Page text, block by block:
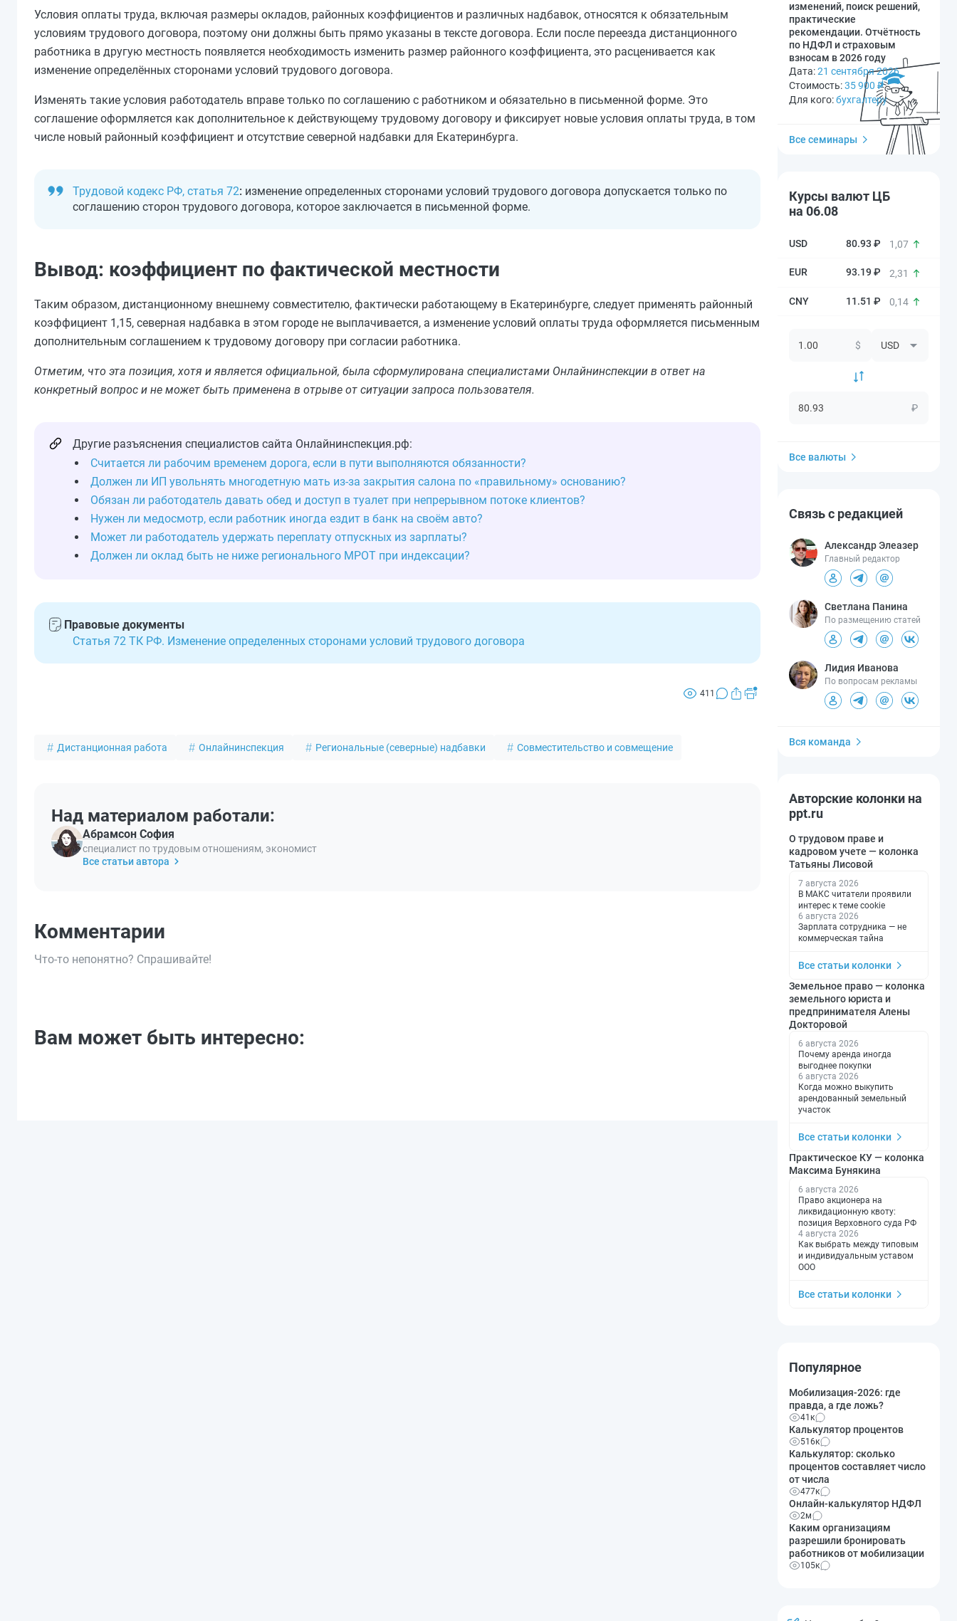
Условия оплаты труда, включая размеры окладов, районных коэффициентов и различных надбавок, относятся к обязательным
условиям трудового договора, поэтому они должны быть прямо указаны в тексте договора. Если после переезда дистанционного
работника в другую местность появляется необходимость изменить размер районного коэффициента, это расценивается как
изменение определённых сторонами условий трудового договора.
Изменять такие условия работодатель вправе только по соглашению с работником и обязательно в письменной форме. Это
соглашение оформляется как дополнительное к действующему трудовому договору и фиксирует новые условия оплаты труда, в том
числе новый районный коэффициент и отсутствие северной надбавки для Екатеринбурга.
Трудовой кодекс РФ, статья 72: изменение определенных сторонами условий трудового договора допускается только по
соглашению сторон трудового договора, которое заключается в письменной форме.
Вывод: коэффициент по фактической местности
Таким образом, дистанционному внешнему совместителю, фактически работающему в Екатеринбурге, следует применять районный
коэффициент 1,15, северная надбавка в этом городе не выплачивается, а изменение условий оплаты труда оформляется письменным
дополнительным соглашением к трудовому договору при согласии работника.
Отметим, что эта позиция, хотя и является официальной, была сформулирована специалистами Онлайнинспекции в ответ на
конкретный вопрос и не может быть применена в отрыве от ситуации запроса пользователя.
Другие разъяснения специалистов сайта Онлайнинспекция.рф:
Считается ли рабочим временем дорога, если в пути выполняются обязанности?
Должен ли ИП увольнять многодетную мать из‑за закрытия салона по «правильному» основанию?
Обязан ли работодатель давать обед и доступ в туалет при непрерывном потоке клиентов?
Нужен ли медосмотр, если работник иногда ездит в банк на своём авто?
Может ли работодатель удержать переплату отпускных из зарплаты?
Должен ли оклад быть не ниже регионального МРОТ при индексации?
Правовые документы
Статья 72 ТК РФ. Изменение определенных сторонами условий трудового договора
411
Дистанционная работа Онлайнинспекция Региональные (северные) надбавки Совместительство и совмещение
Над материалом работали:
Абрамсон София
специалист по трудовым отношениям, экономист
Все статьи автора
Комментарии
Что-то непонятно? Спрашивайте!
Вам может быть интересно:
изменений, поиск решений,
практические
рекомендации. Отчётность
по НДФЛ и страховым
взносам в 2026 году
Дата:21 сентября 2026
Стоимость:35 900 ₽
Для кого:бухгалтеру
Все семинары
Курсы валют ЦБ
на 06.08
80.93 ₽ 1,07
93.19 ₽ 2,31
11.51 ₽ 0,14
$
₽
Все валюты
Связь с редакцией
Александр Элеазер
Главный редактор
Светлана Панина
По размещению статей
Лидия Иванова
По вопросам рекламы
Вся команда
Авторские колонки на
ppt.ru
О трудовом праве и
кадровом учете — колонка
Татьяны Лисовой
7 августа 2026
В МАКС читатели проявили
интерес к теме cookie
6 августа 2026
Зарплата сотрудника — не
коммерческая тайна
Все статьи колонки
Земельное право — колонка
земельного юриста и
предпринимателя Алены
Докторовой
6 августа 2026
Почему аренда иногда
выгоднее покупки
6 августа 2026
Когда можно выкупить
арендованный земельный
участок
Все статьи колонки
Практическое КУ — колонка
Максима Бунякина
6 августа 2026
Право акционера на
ликвидационную квоту:
позиция Верховного суда РФ
4 августа 2026
Как выбрать между типовым
и индивидуальным уставом
ООО
Все статьи колонки
Популярное
Мобилизация-2026: где
правда, а где ложь?
41к
Калькулятор процентов
516к
Калькулятор: сколько
процентов составляет число
от числа
477к
Онлайн-калькулятор НДФЛ
2м
Каким организациям
разрешили бронировать
работников от мобилизации
105к